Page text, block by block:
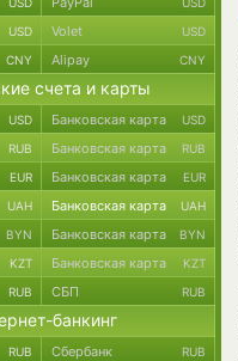
USD Volet USD
CNY Alipay CNY
счета и карты
USD Банковская карта USD
RUB Банковская карта RUB
EUR Банковская карта EUR
UAH Банковская карта UAH
BYN Банковская карта BYN
KZT Банковская карта KZT
RUB СБП RUB
банкинг
RUB Сбербанк RUB